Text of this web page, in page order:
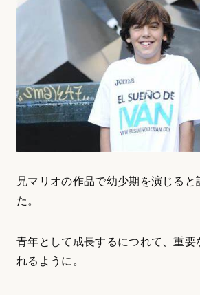
兄マリオの作品で幼少期を演じると
た。
青年として成長するにつれて、重要
れるように。